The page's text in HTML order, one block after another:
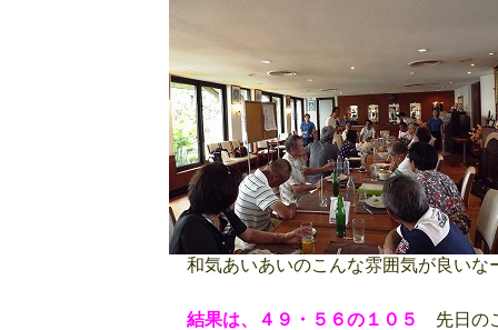
和気あいあいのこんな雰囲気が良いな
結果は、４９・５６の１０５
先日の